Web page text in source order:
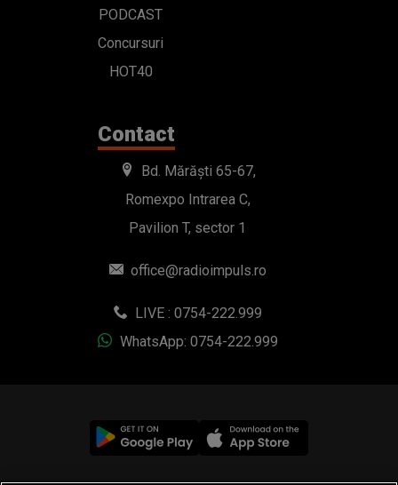
PODCAST
Concursuri
HOT40
Contact
Bd. Mărăști 65-67,
Romexpo Intrarea C,
Pavilion T, sector 1
office@radioimpuls.ro
LIVE : 0754-222.999
WhatsApp: 0754-222.999